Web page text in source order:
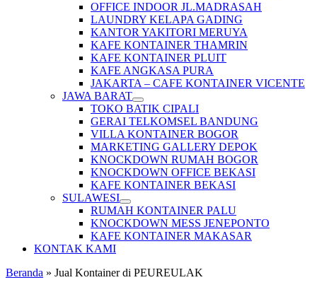
OFFICE INDOOR JL.MADRASAH
LAUNDRY KELAPA GADING
KANTOR YAKITORI MERUYA
KAFE KONTAINER THAMRIN
KAFE KONTAINER PLUIT
KAFE ANGKASA PURA
JAKARTA – CAFE KONTAINER VICENTE
JAWA BARAT
TOKO BATIK CIPALI
GERAI TELKOMSEL BANDUNG
VILLA KONTAINER BOGOR
MARKETING GALLERY DEPOK
KNOCKDOWN RUMAH BOGOR
KNOCKDOWN OFFICE BEKASI
KAFE KONTAINER BEKASI
SULAWESI
RUMAH KONTAINER PALU
KNOCKDOWN MESS JENEPONTO
KAFE KONTAINER MAKASAR
KONTAK KAMI
Beranda » Jual Kontainer di PEUREULAK